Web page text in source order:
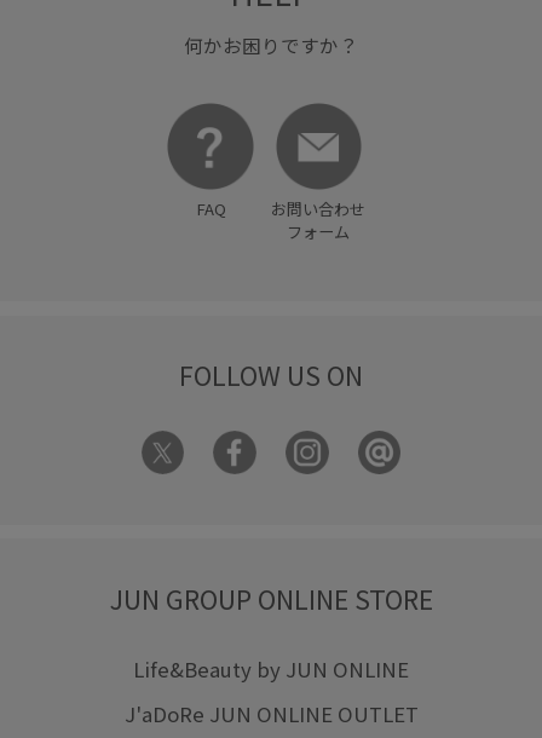
何かお困りですか？
FAQ
お問い合わせ
フォーム
FOLLOW US ON
JUN GROUP ONLINE STORE
Life&Beauty by JUN ONLINE
J'aDoRe JUN ONLINE OUTLET